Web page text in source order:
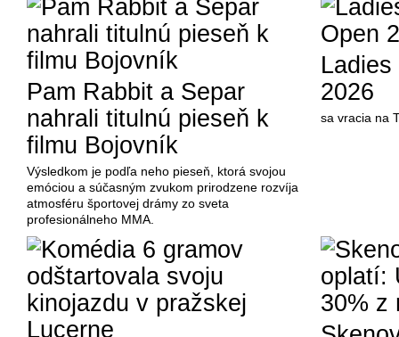
Pam Rabbit a Separ
nahrali titulnú pieseň k
filmu Bojovník
Výsledkom je podľa neho pieseň, ktorá svojou
emóciou a súčasným zvukom prirodzene rozvíja
atmosféru športovej drámy zo sveta
profesionálneho MMA.
2026
sa vracia na